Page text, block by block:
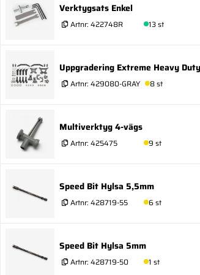
Verktygsats Enkel
Artnr: 422748R 13 st
Uppgradering Extreme Heavy
Artnr: 429080-GRAY 8 st
Multiverktyg 4-vägs
Artnr: 425475 9 st
Speed Bit Hylsa 5,5mm
Artnr: 428719-55 6 st
Speed Bit Hylsa 5mm
Artnr: 428719-50 1 st